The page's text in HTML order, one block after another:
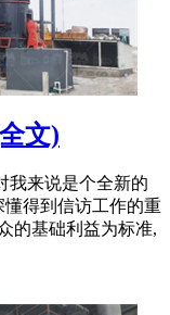
文)
我来说是个全新的
得到信访工作的重
的基础利益为标准,